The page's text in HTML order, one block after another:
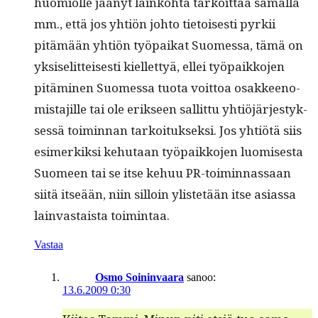
mm., että jos yhtiön johto tietois­es­ti pyrkii
pitämään yhtiön työ­paikat Suomes­sa, tämä on
yksiselit­teis­es­ti kiel­let­tyä, ellei työ­paikko­jen
pitämi­nen Suomes­sa tuo­ta voit­toa osak­keen­o­
mis­ta­jille tai ole erik­seen sal­lit­tu yhtiöjärjestyk­
sessä toimin­nan tarkoituk­sek­si. Jos yhtiötä siis
esimerkik­si kehutaan työ­paikko­jen luomis­es­ta
Suomeen tai se itse kehuu PR-toimin­nas­saan
siitä itseään, niin sil­loin ylis­tetään itse asi­as­sa
lain­vas­taista toimintaa.
Vastaa
Osmo Soininvaara sanoo:
13.6.2009 0:30